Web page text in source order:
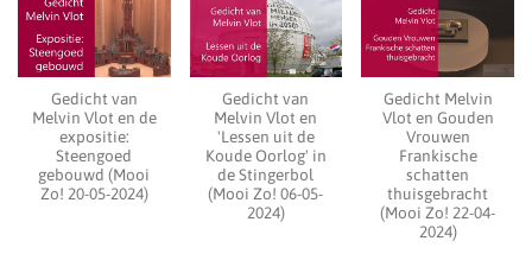
Gedicht van
Melvin Vlot en de
expositie:
Steengoed
gebouwd (Mooi
Zo! 20-05-2024)
Gedicht van
Melvin Vlot en
'Lessen uit de
Koude Oorlog' in
de Stingerbol
(Mooi Zo! 06-05-
2024)
Gedicht Melvin
Vlot en Gouden
Vrouwen
Frankische
schatten
thuisgebracht
(Mooi Zo! 22-04-
2024)